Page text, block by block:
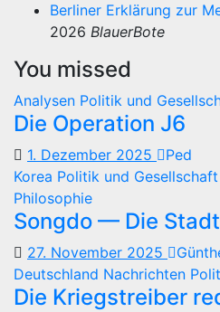
Berliner Erklärung zur
2026 BlauerBote
You missed
Analysen Politik und
Die Operation J6
1. Dezember 2025
Ped
Korea Politik und Gesellschaft
Philosophie
Songdo — Die
27. November 2025
Deutschland Nachrichten
Die Kriegstreiber